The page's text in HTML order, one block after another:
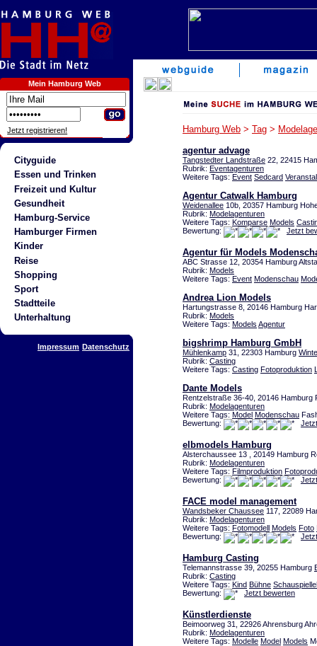
Mein Hamburg Web
Jetzt registrieren!
Cityguide
Essen und Trinken
Freizeit und Kultur
Gesundheit
Hamburg-Service
Hamburger Firmen
Kinder
Reise
Shopping
Sport
Stadtteile
Unterhaltung
Impressum Datenschutz
Hamburg Web > Tag >
agentur advage
Tangstedter Landstraße 22, 22415
Rubrik: Eventagenturen
Weitere Tags: Event Sedcard
Agentur Catwalk Hamburg
Weidenallee 10b, 20357 Hamburg
Rubrik: Modelagenturen
Weitere Tags: Komparse Models
Bewertung:
Jetzt
Agentur für Models
ABC Strasse 12, 20354 Hamburg
Rubrik: Models
Weitere Tags: Event Modenschau
Andrea Lion Models
Hartungstrasse 8, 20146 Hamburg
Rubrik: Models
Weitere Tags: Models Agentur
bigshrimp Hamburg GmbH
Mühlenkamp 31, 22303 Hamburg
Rubrik: Casting
Weitere Tags: Casting Fotoproduktion
Dante Models
Rentzelstraße 36-40, 20146 Hamburg
Rubrik: Modelagenturen
Weitere Tags: Model Modenschau
Bewertung:
elbmodels Hamburg
Alsterchaussee 13 , 20149 Hamburg
Rubrik: Modelagenturen
Weitere Tags: Filmproduktion
Bewertung:
FACE model management
Wandsbeker Chaussee 117, 22089
Rubrik: Modelagenturen
Weitere Tags: Fotomodell Models Foto
Bewertung:
Hamburg Casting
Telemannstrasse 39, 20255 Hamburg
Rubrik: Casting
Weitere Tags: Kind Bühne
Bewertung:
Jetzt bewerten
Künstlerdienste
Beimoorweg 31, 22926 Ahrensburg
Rubrik: Modelagenturen
Weitere Tags: Modelle Model Models